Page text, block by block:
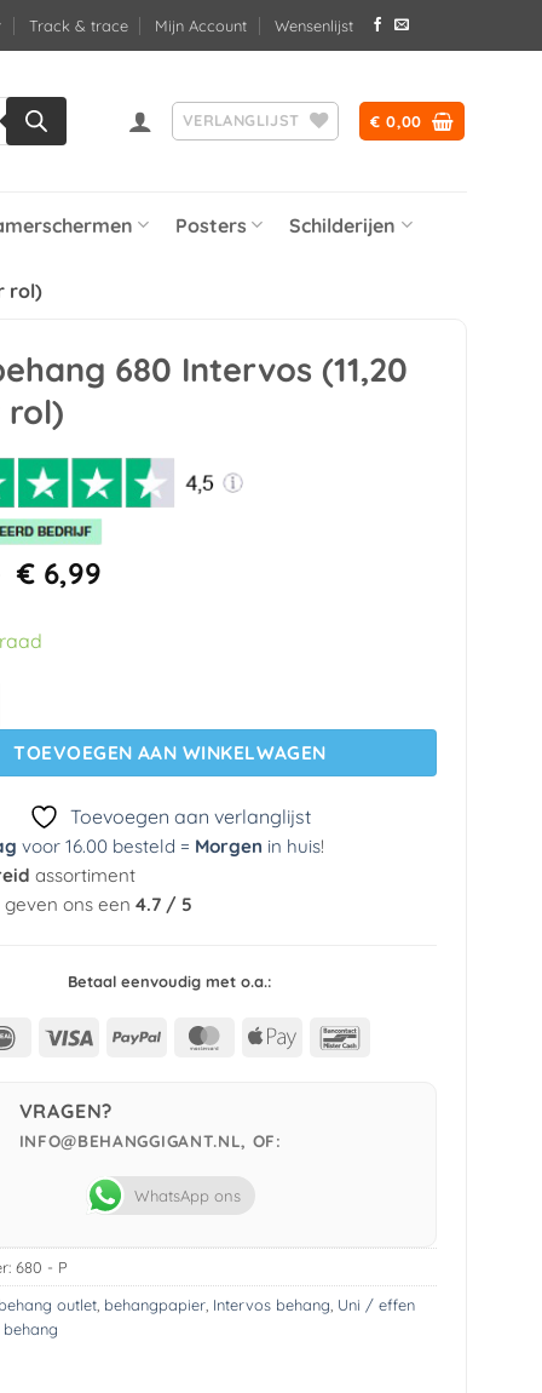
Track & trace Mijn Account Wensenlijst
VERLANGLIJST € 0,00
Posters Schilderijen
rol)
680 Intervos (11,20
rol)
Oorspronkelijke
prijs
was:
€ 34,95.
€6,99Huidige
680 Intervos (11,20 meter rol) aantal
TOEVOEGEN AAN WINKELWAGEN
Toevoegen aan verlanglijst
voor 16.00 besteld = Morgen in huis!
assortiment
ons een 4.7 / 5
Betaal eenvoudig met o.a.:
IDeal Visa PayPal MasterCard
Apple
VRAGEN?
INFO@BEHANGGIGANT.NL, OF:
WhatsApp ons
680 - P
behang outlet, behangpapier, Intervos behang Uni / effen
behang